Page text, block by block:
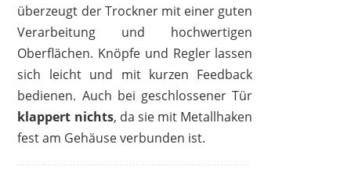
überzeugt der Trockner mit einer guten
Verarbeitung und hochwertigen
Oberflächen. Knöpfe und Regler lassen
sich leicht und mit kurzen Feedback
bedienen. Auch bei geschlossener Tür
klappert nichts, da sie mit Metallhaken
fest am Gehäuse verbunden ist.